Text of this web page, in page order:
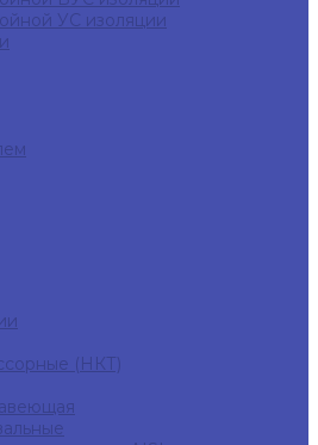
УС изоляции
(НКТ)